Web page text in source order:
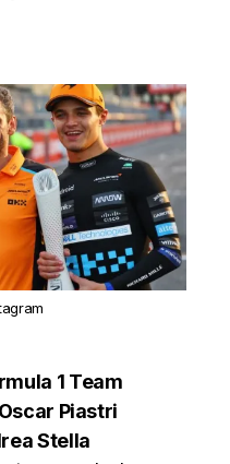
1 Team
Piastri
Stella